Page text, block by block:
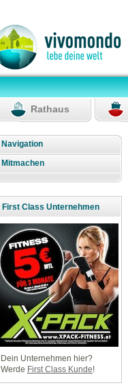
Rathaus
Navigation
Mitmachen
First Class Unternehmen
Dein Unternehmen hier?
Werde First Class Kunde!